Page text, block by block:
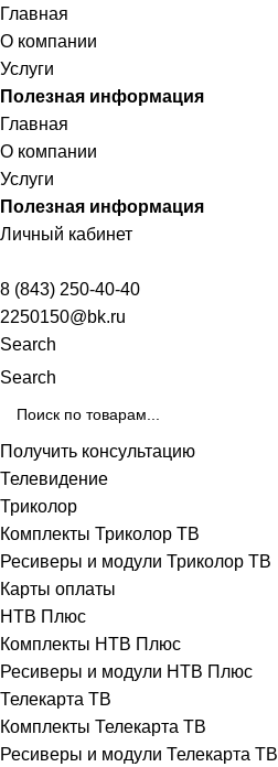
Главная
О компании
Услуги
Полезная информация
Главная
О компании
Услуги
Полезная информация
Личный кабинет
8 (843) 250-40-40
2250150@bk.ru
Search
Search
Получить консультацию
Телевидение
Триколор
Комплекты Триколор ТВ
Ресиверы и модули Триколор ТВ
Карты оплаты
НТВ Плюс
Комплекты НТВ Плюс
Ресиверы и модули НТВ Плюс
Телекарта ТВ
Комплекты Телекарта ТВ
Ресиверы и модули Телекарта ТВ